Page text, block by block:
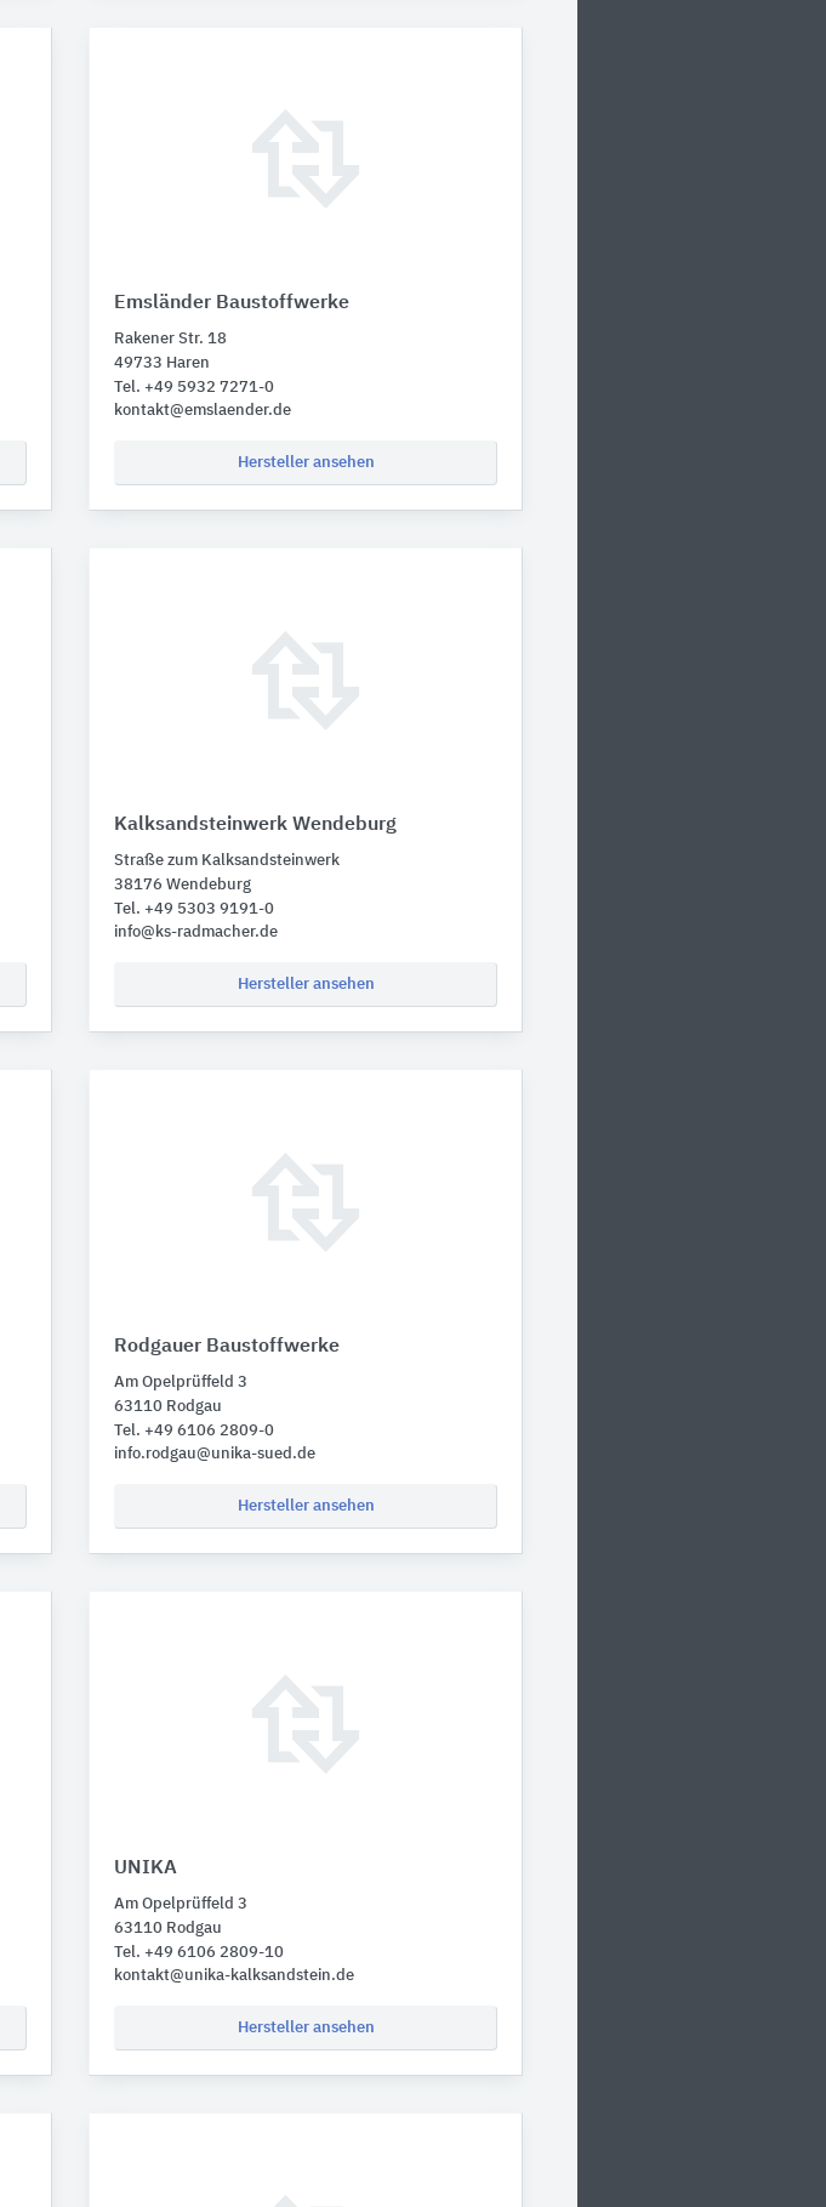
Emsländer Baustoffwerke
Rakener Str. 18
49733 Haren
Tel. +49 5932 7271-0
kontakt@emslaender.de
Hersteller ansehen
Kalksandsteinwerk Wendeburg
Straße zum Kalksandsteinwerk
38176 Wendeburg
Tel. +49 5303 9191-0
info@ks-radmacher.de
Hersteller ansehen
Rodgauer Baustoffwerke
Am Opelprüffeld 3
63110 Rodgau
Tel. +49 6106 2809-0
info.rodgau@unika-sued.de
Hersteller ansehen
UNIKA
Am Opelprüffeld 3
63110 Rodgau
Tel. +49 6106 2809-10
kontakt@unika-kalksandstein.de
Hersteller ansehen